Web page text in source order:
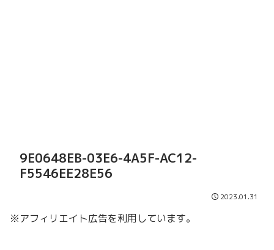
9E0648EB-03E6-4A5F-AC12-
F5546EE28E56
2023.01.31
※アフィリエイト広告を利用しています。